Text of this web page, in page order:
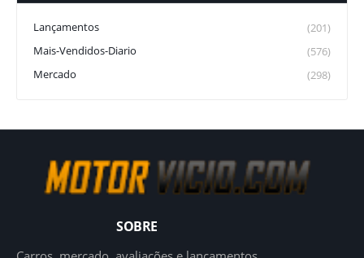
Lançamentos
(201)
Mais-Vendidos-Diario
(576)
Mercado
(298)
SOBRE